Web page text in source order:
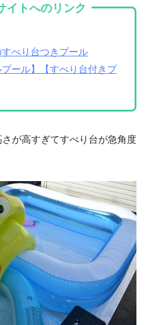
イトへのリンク
すべり台つきプール
ール】【すべり台付きプ
が高すぎてすべり台が急角度